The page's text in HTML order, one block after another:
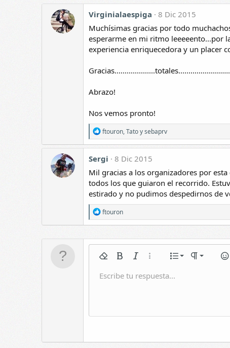
c
c
i
o
Virginialaespiga
8 Dic 2015
Muchísimas gracias por todo
esperarme en mi ritmo leeeeento...por
experiencia enriquecedora y un placer
Gracias....................totales..........................
Abrazo!
Nos vemos pronto!
R
e
a
c
i
o
n
e
s
:
ftouron,Tatoysebaprv
Sergi
8 Dic 2015
Mil gracias a los organizadores por
todos los que guiaron el recorrido.
estirado y no pudimos despedirnos de
R
e
a
c
i
o
e
ftouron
Quitar formato
NegritaItálicaMás opciones...
Lista
Lista
Formato
Normal
Encabezado
SubrayarTachado
Galería incrustada
Citar Insertar tabla
Spoiler
RehacerCambiar editor BB
BorradoresGuardar borrador
Escribe tu respuesta...